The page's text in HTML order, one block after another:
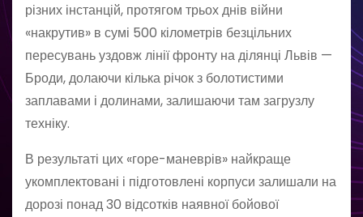
різних інстанцій, протягом трьох днів війни
«накрутив» в сумі 500 кілометрів безцільних
пересувань уздовж лінії фронту на ділянці Львів —
Броди, долаючи кілька річок з болотистими
заплавами і долинами, залишаючи там загрузлу
техніку.
В результаті цих «горе-маневрів» найкраще
укомплектовані і підготовлені корпуси залишали на
дорозі понад 30 відсотків наявної бойової